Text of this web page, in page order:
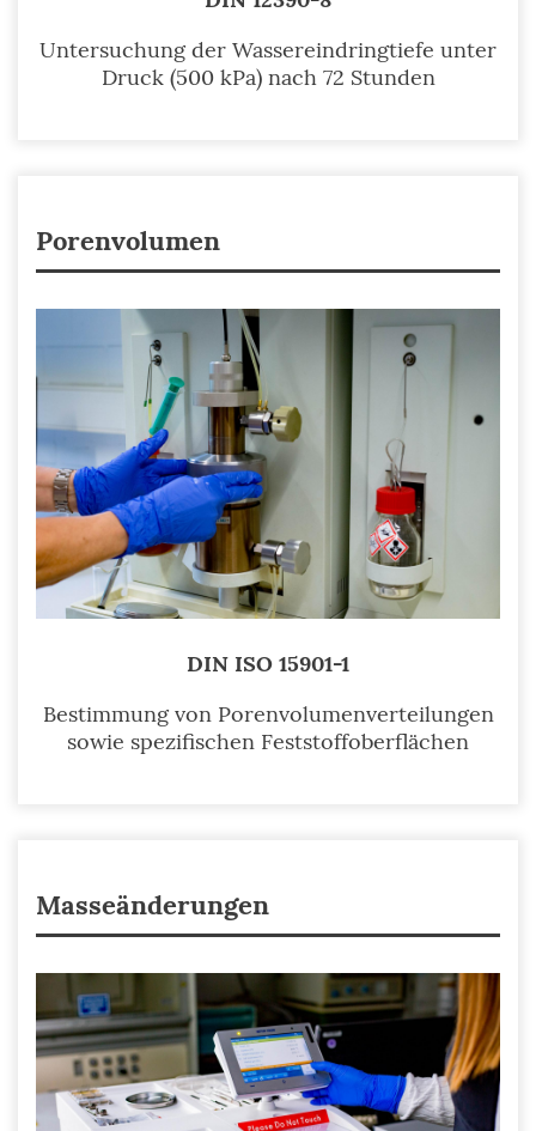
Untersuchung der Wassereindringtiefe unter
Druck (500 kPa) nach 72 Stunden
Porenvolumen
DIN ISO 15901-1
Bestimmung von Porenvolumenverteilungen
sowie spezifischen Feststoffoberflächen
Masseänderungen